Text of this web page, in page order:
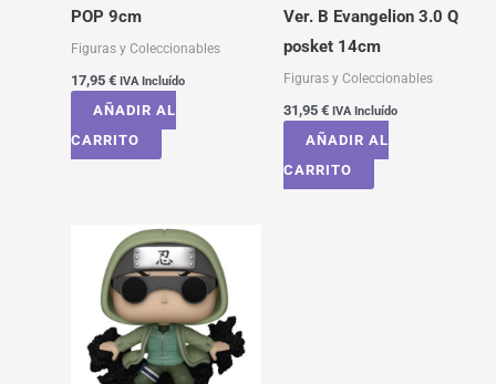
POP 9cm
Figuras y Coleccionables
17,95 € IVA Incluído
AÑADIR AL
CARRITO
Ver. B Evangelion 3.0 Q
posket 14cm
Figuras y Coleccionables
31,95 € IVA Incluído
AÑADIR AL
CARRITO